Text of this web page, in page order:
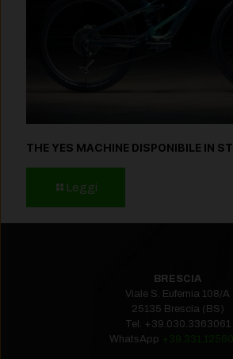
THE YES MACHINE DISPONIBILE IN
Leggi
BRESCIA
Viale S. Eufemia 108/A
25135 Brescia (BS)
Tel. +39.030.3363061
WhatsApp